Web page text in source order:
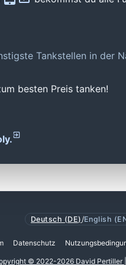
Tankstellen in der
besten Preis tanken!
Deutsch (DE) /English
Datenschutz
© 2022-2026 David Pertiller